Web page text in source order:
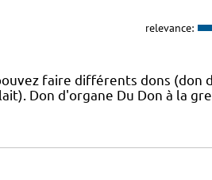
relevance:
faire différents dons (don
Don d'organe Du Don à la